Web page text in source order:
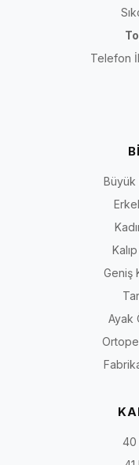
Telefon
Büyük
Geniş
Ayak
40